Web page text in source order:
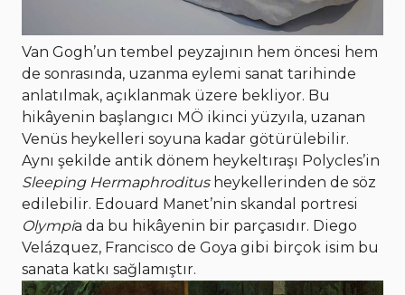
Van Gogh’un tembel peyzajının hem öncesi hem
de sonrasında, uzanma eylemi sanat tarihinde
anlatılmak, açıklanmak üzere bekliyor. Bu
hikâyenin başlangıcı MÖ ikinci yüzyıla, uzanan
Venüs heykelleri soyuna kadar götürülebilir.
Aynı şekilde antik dönem heykeltıraşı Polycles’in
Sleeping Hermaphroditusheykellerinden de söz
edilebilir. Edouard Manet’nin skandal portresi
Olympia da bu hikâyenin bir parçasıdır. Diego
Velázquez, Francisco de Goya gibi birçok isim bu
sanata katkı sağlamıştır.